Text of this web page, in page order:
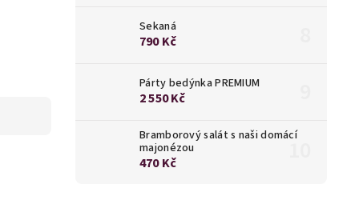
Sekaná
790 Kč
Párty bedýnka PREMIUM
2 550 Kč
Bramborový salát s naši domácí
majonézou
470 Kč